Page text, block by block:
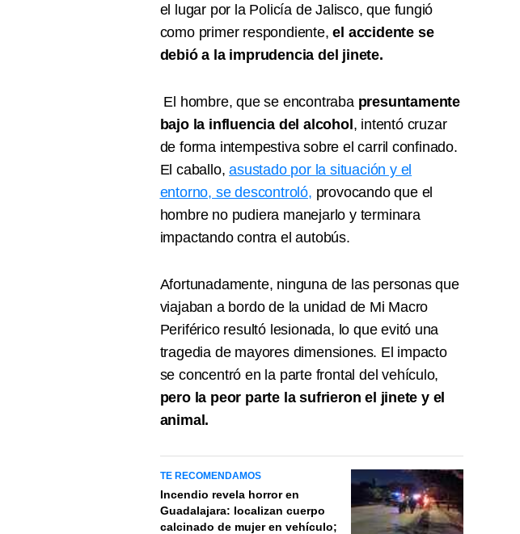
el lugar por la Policía de Jalisco, que fungió
como primer respondiente, el accidente se
debió a la imprudencia del jinete.
El hombre, que se encontraba presuntamente
bajo la influencia del alcohol, intentó cruzar
de forma intempestiva sobre el carril confinado.
El caballo,asustado por la situación y el
entorno, se descontroló, provocando que el
hombre no pudiera manejarlo y terminara
impactando contra el autobús.
Afortunadamente, ninguna de las personas que
viajaban a bordo de la unidad de Mi Macro
Periférico resultó lesionada, lo que evitó una
tragedia de mayores dimensiones. El impacto
se concentró en la parte frontal del vehículo,
pero la peor parte la sufrieron el jinete y el
animal.
TE RECOMENDAMOS
Incendio revela horror en
Guadalajara: localizan cuerpo
calcinado de mujer en vehículo;